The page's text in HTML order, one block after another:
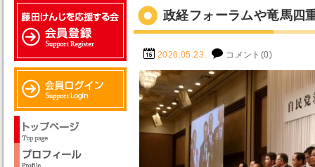
政経フォーラムや竜馬四
2026.05.23. コメント(0)